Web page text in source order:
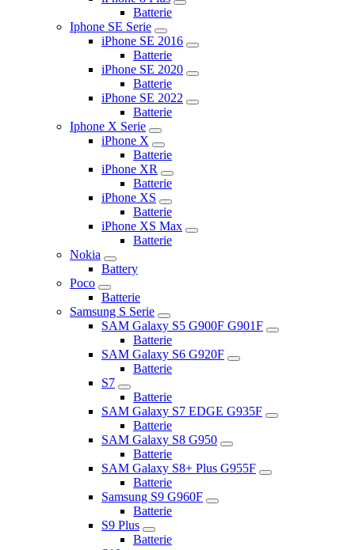
Batterie
Iphone SE Serie
iPhone SE 2016
Batterie
iPhone SE 2020
Batterie
iPhone SE 2022
Batterie
Iphone X Serie
iPhone X
Batterie
iPhone XR
Batterie
iPhone XS
Batterie
iPhone XS Max
Batterie
Nokia
Battery
Poco
Batterie
Samsung S Serie
SAM Galaxy S5 G900F G901F
Batterie
SAM Galaxy S6 G920F
Batterie
S7
Batterie
SAM Galaxy S7 EDGE G935F
Batterie
SAM Galaxy S8 G950
Batterie
SAM Galaxy S8+ Plus G955F
Batterie
Samsung S9 G960F
Batterie
S9 Plus
Batterie